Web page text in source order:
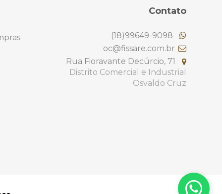
Contato
(18)99649-9098
oc@fissare.com.br
Rua Fioravante Decúrcio, 71
Distrito Comercial e Industrial
Osvaldo Cruz